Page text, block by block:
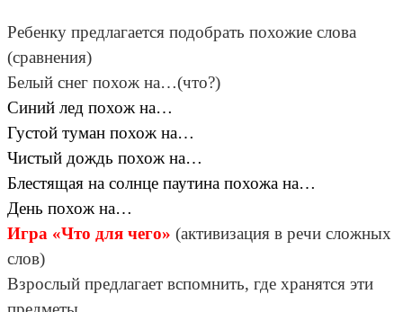
Ребенку предлагается подобрать похожие слова
(сравнения)
Белый снег похож на…(что?)
Синий лед похож на…
Густой туман похож на…
Чистый дождь похож на…
Блестящая на солнце паутина похожа на…
День похож на…
Игра «Что для чего» (активизация в речи сложных
слов)
Взрослый предлагает вспомнить, где хранятся эти